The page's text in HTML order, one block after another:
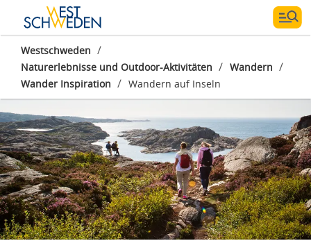
Westschweden /
Naturerlebnisse und Outdoor-Aktivitäten / Wandern /
Wander Inspiration / Wandern auf Inseln
Fotograf: